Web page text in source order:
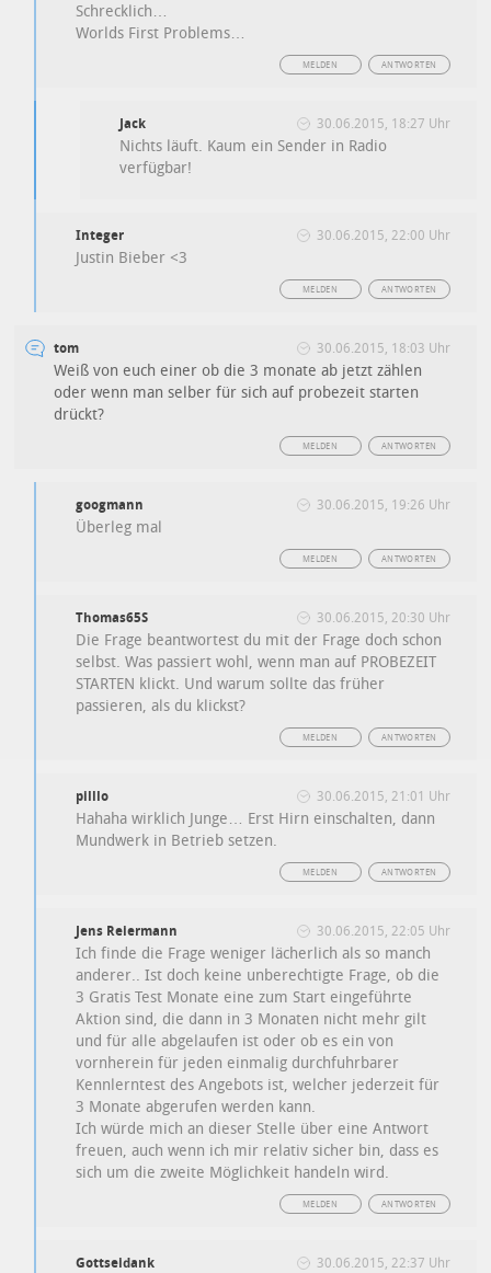
Schrecklich…
Worlds First Problems…
ANTWORTEN
MELDEN
Jack 30.06.2015, 18:27 Uhr
Nichts läuft. Kaum ein Sender in Radio
verfügbar!
Integer 30.06.2015, 22:00 Uhr
Justin Bieber <3
ANTWORTEN
MELDEN
tom 30.06.2015, 18:03 Uhr
Weiß von euch einer ob die 3 monate ab jetzt zählen
oder wenn man selber für sich auf probezeit starten
drückt?
ANTWORTEN
MELDEN
googmann 30.06.2015, 19:26 Uhr
Überleg mal
ANTWORTEN
MELDEN
Thomas65S 30.06.2015, 20:30 Uhr
Die Frage beantwortest du mit der Frage doch schon
selbst. Was passiert wohl, wenn man auf PROBEZEIT
STARTEN klickt. Und warum sollte das früher
passieren, als du klickst?
ANTWORTEN
MELDEN
pilllo 30.06.2015, 21:01 Uhr
Hahaha wirklich Junge… Erst Hirn einschalten, dann
Mundwerk in Betrieb setzen.
ANTWORTEN
MELDEN
Jens Reiermann 30.06.2015, 22:05 Uhr
Ich finde die Frage weniger lächerlich als so manch
anderer.. Ist doch keine unberechtigte Frage, ob die
3 Gratis Test Monate eine zum Start eingeführte
Aktion sind, die dann in 3 Monaten nicht mehr gilt
und für alle abgelaufen ist oder ob es ein von
vornherein für jeden einmalig durchfuhrbarer
Kennlerntest des Angebots ist, welcher jederzeit für
3 Monate abgerufen werden kann.
Ich würde mich an dieser Stelle über eine Antwort
freuen, auch wenn ich mir relativ sicher bin, dass es
sich um die zweite Möglichkeit handeln wird.
ANTWORTEN
MELDEN
Gottseidank 30.06.2015, 22:37 Uhr